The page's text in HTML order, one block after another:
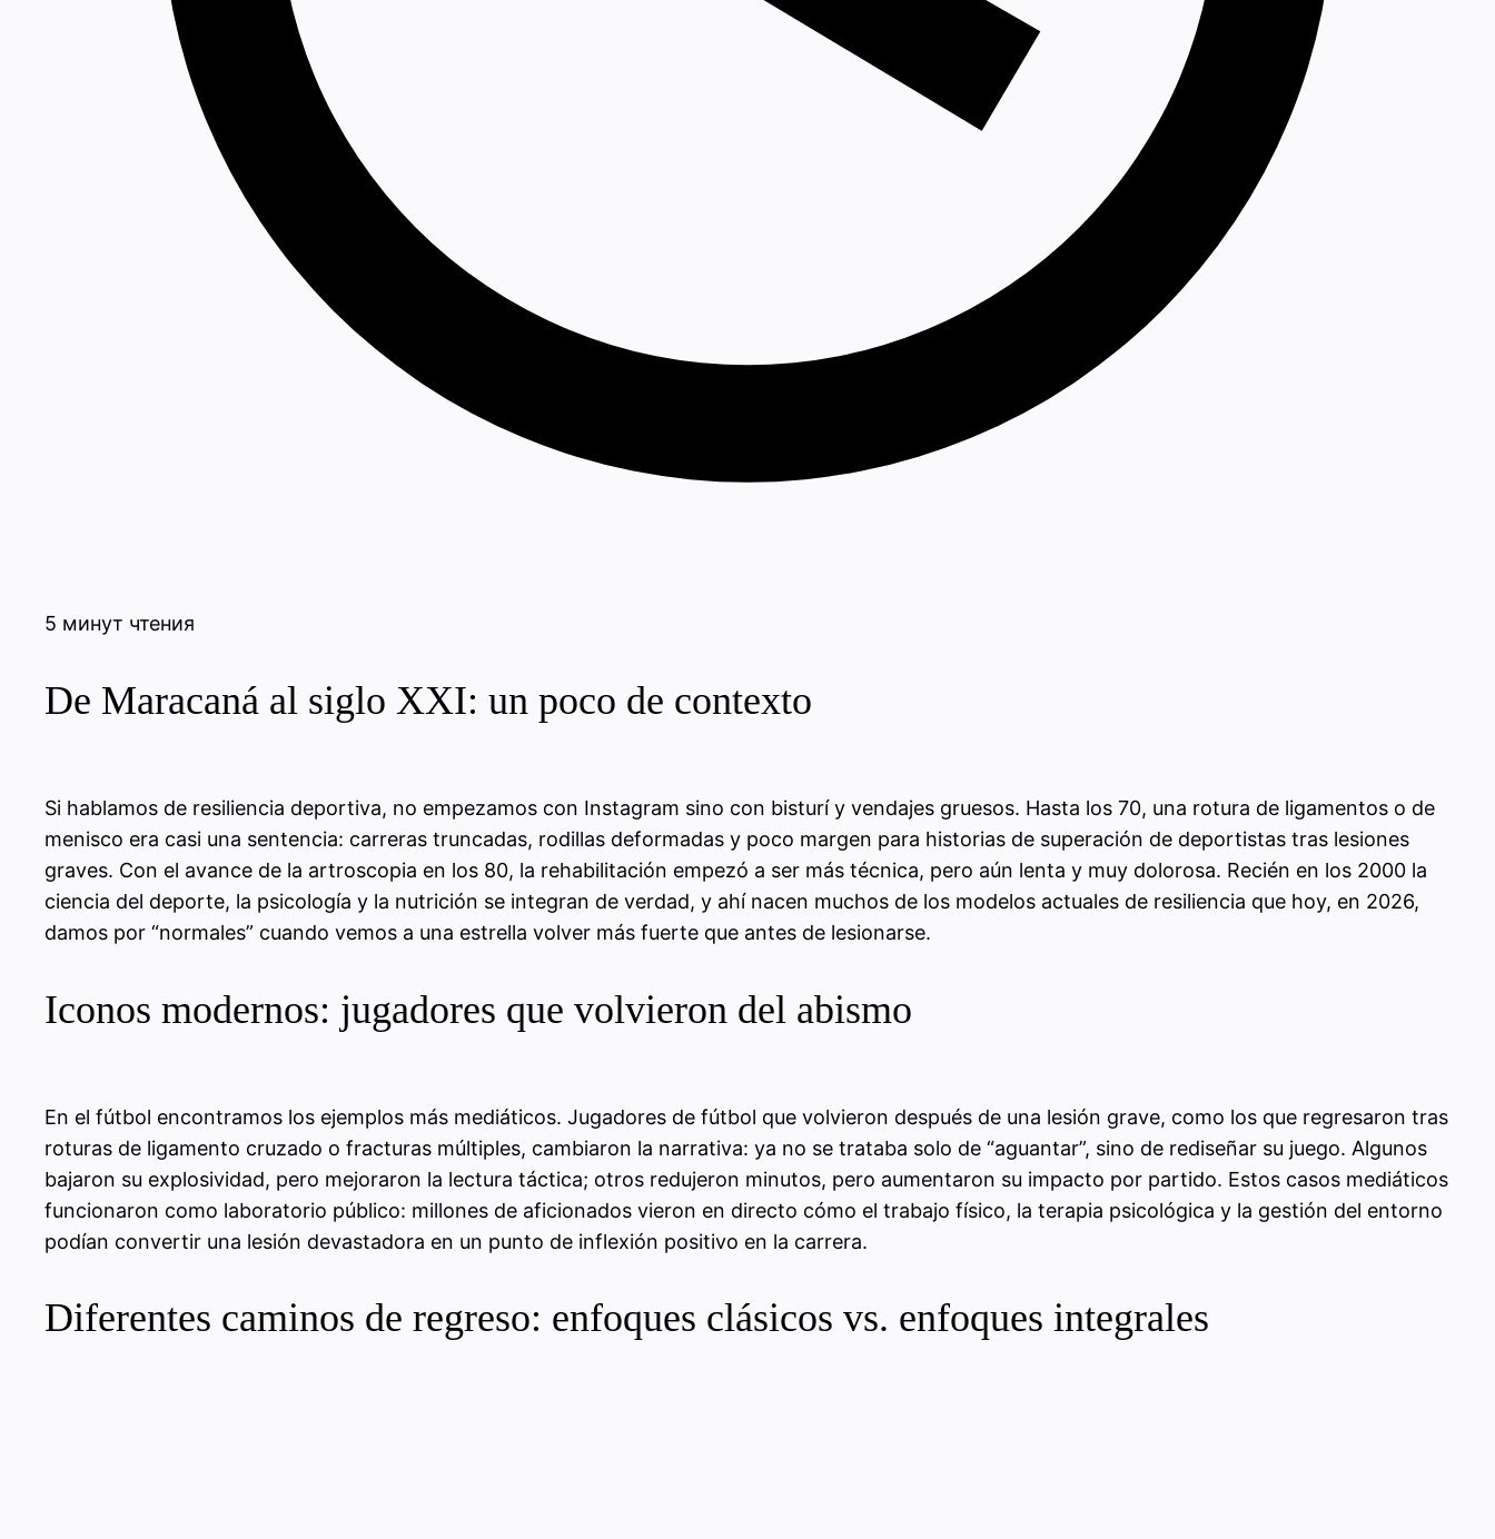
5 минут чтения
De Maracaná al siglo XXI: un poco de contexto
Si hablamos de resiliencia deportiva, no empezamos con Instagram sino con bisturí y vendajes gruesos. Hasta los 70, una rotura de ligamentos o de
menisco era casi una sentencia: carreras truncadas, rodillas deformadas y poco margen para historias de superación de deportistas tras lesiones
graves. Con el avance de la artroscopia en los 80, la rehabilitación empezó a ser más técnica, pero aún lenta y muy dolorosa. Recién en los 2000 la
ciencia del deporte, la psicología y la nutrición se integran de verdad, y ahí nacen muchos de los modelos actuales de resiliencia que hoy, en 2026,
damos por “normales” cuando vemos a una estrella volver más fuerte que antes de lesionarse.
Iconos modernos: jugadores que volvieron del abismo
En el fútbol encontramos los ejemplos más mediáticos. Jugadores de fútbol que volvieron después de una lesión grave, como los que regresaron tras
roturas de ligamento cruzado o fracturas múltiples, cambiaron la narrativa: ya no se trataba solo de “aguantar”, sino de rediseñar su juego. Algunos
bajaron su explosividad, pero mejoraron la lectura táctica; otros redujeron minutos, pero aumentaron su impacto por partido. Estos casos mediáticos
funcionaron como laboratorio público: millones de aficionados vieron en directo cómo el trabajo físico, la terapia psicológica y la gestión del entorno
podían convertir una lesión devastadora en un punto de inflexión positivo en la carrera.
Diferentes caminos de regreso: enfoques clásicos vs. enfoques integrales